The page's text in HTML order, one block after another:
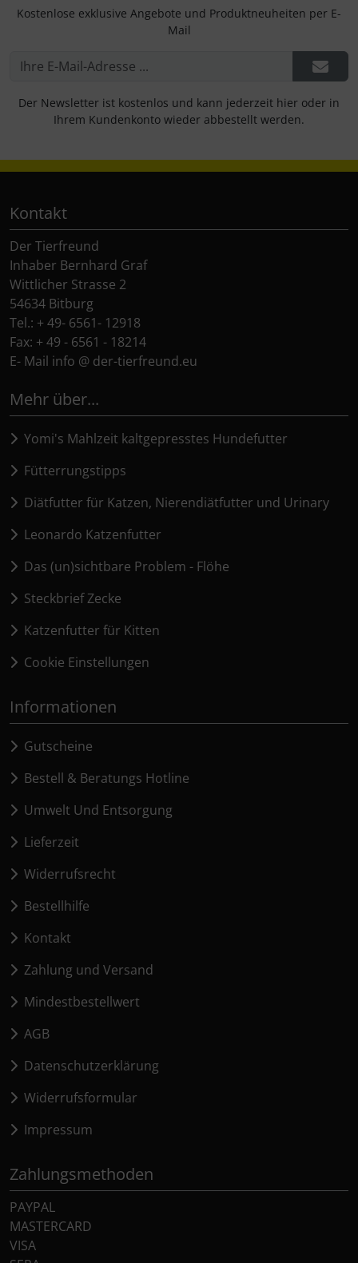
Kostenlose exklusive Angebote und Produktneuheiten per E-
Mail
Der Newsletter ist kostenlos und kann jederzeit hier oder in
Ihrem Kundenkonto wieder abbestellt werden.
Kontakt
Der Tierfreund
Inhaber Bernhard Graf
Wittlicher Strasse 2
54634 Bitburg
Tel.: + 49- 6561- 12918
Fax: + 49 - 6561 - 18214
E- Mail info @ der-tierfreund.eu
Mehr über...
Yomi's Mahlzeit kaltgepresstes Hundefutter
Fütterrungstipps
Diätfutter für Katzen, Nierendiätfutter und Urinary
Leonardo Katzenfutter
Das (un)sichtbare Problem - Flöhe
Steckbrief Zecke
Katzenfutter für Kitten
Cookie Einstellungen
Informationen
Gutscheine
Bestell & Beratungs Hotline
Umwelt Und Entsorgung
Lieferzeit
Widerrufsrecht
Bestellhilfe
Kontakt
Zahlung und Versand
Mindestbestellwert
AGB
Datenschutzerklärung
Widerrufsformular
Impressum
Zahlungsmethoden
PAYPAL
MASTERCARD
VISA